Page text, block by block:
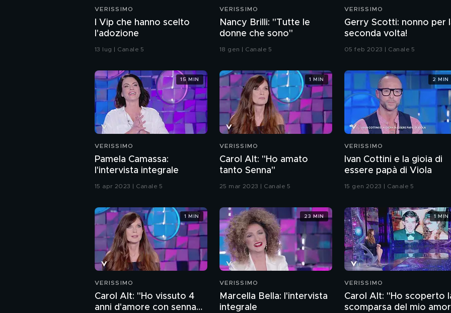
VERISSIMO
I Vip che hanno scelto
l'adozione
13 lug | Canale 5
VERISSIMO
Nancy Brilli: "Tutte le
donne che sono"
18 gen | Canale 5
VERISSIMO
Gerry Scotti: nonno per
seconda volta!
05 feb 2023 | Canale 5
VERISSIMO
Pamela Camassa:
l'intervista integrale
15 apr 2023 | Canale 5
15 MIN
VERISSIMO
Carol Alt: "Ho amato
tanto Senna"
25 mar 2023 | Canale 5
1 MIN
VERISSIMO
Ivan Cottini e la gioia di
essere papà di Viola
15 gen 2023 | Canale 5
2 MIN
VERISSIMO
Carol Alt: "Ho vissuto 4
anni d'amore con senna
1 MIN
VERISSIMO
Marcella Bella: l'intervista
integrale
23 MIN
VERISSIMO
Carol Alt: "Ho scoperto
scomparsa del mio
1 MIN